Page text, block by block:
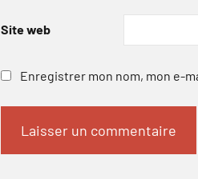
Site web
Enregistrer mon nom, mon e-